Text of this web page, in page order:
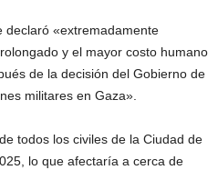
declaró «extremadamente
y el mayor costo humano
de la decisión del Gobierno de
militares en Gaza».
todos los civiles de la Ciudad de
lo que afectaría a cerca de